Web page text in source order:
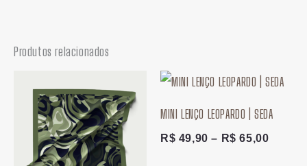
Produtos relacionados
de
preço:
R$ 49,90
através
R$ 65,00
MINI LENÇO LEOPARDO | SEDA
R$ 49,90 – R$ 65,00
Faixa
R$